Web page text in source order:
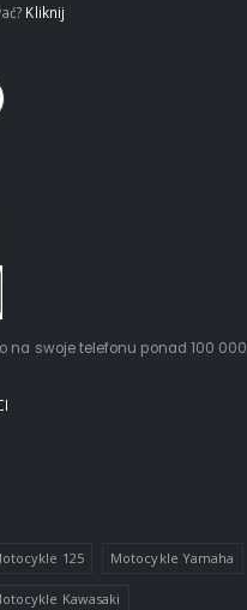
Kliknij
na swoje telefonu ponad 100 000
125 Motocykle Yamaha
Kawasaki